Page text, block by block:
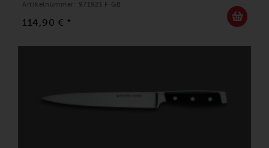
Artikelnummer: 971921 F GB
114,90 € *